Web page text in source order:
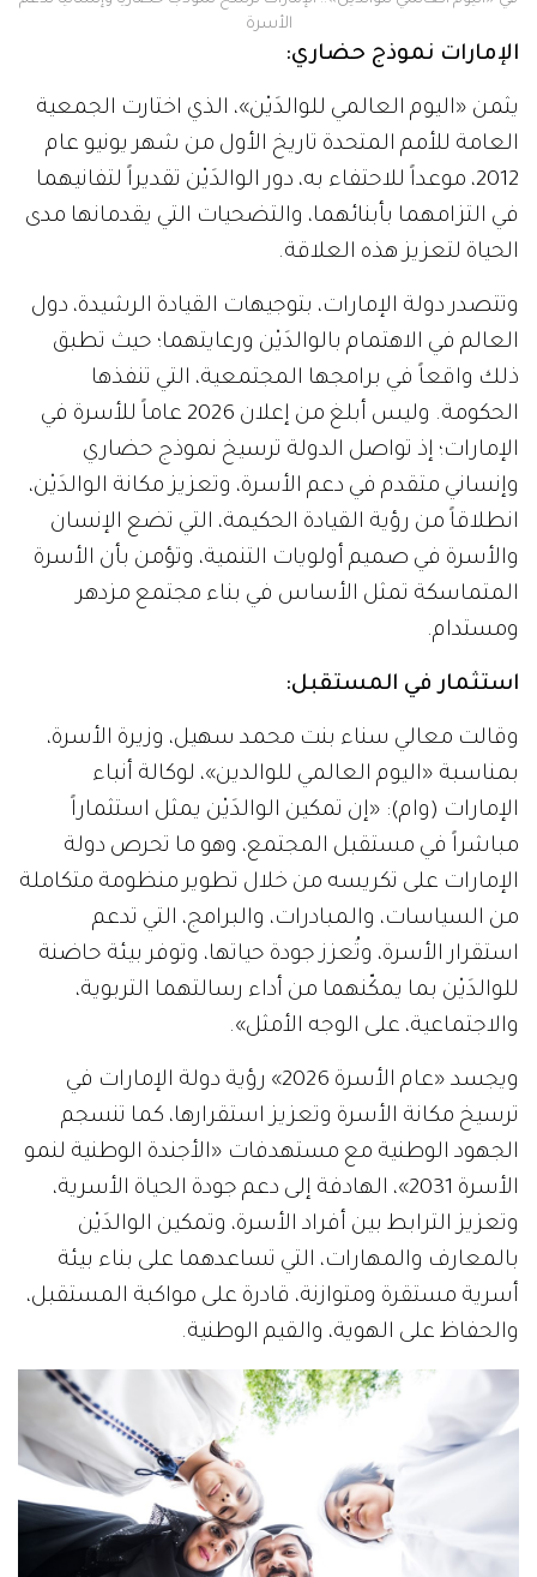
الأسرة
الإمارات نموذج حضاري:
يثمن «اليوم العالمي للوالدَيْن»، الذي اختارت الجمعية
العامة للأمم المتحدة تاريخ الأول من شهر يونيو عام
2012، موعداً للاحتفاء به، دور الوالدَيْن تقديراً لتفانيهما
في التزامهما بأبنائهما، والتضحيات التي يقدمانها مدى
الحياة لتعزيز هذه العلاقة.
وتتصدر دولة الإمارات، بتوجيهات القيادة الرشيدة، دول
العالم في الاهتمام بالوالدَيْن ورعايتهما؛ حيث تطبق
ذلك واقعاً في برامجها المجتمعية، التي تنفذها
الحكومة. وليس أبلغ من إعلان 2026 عاماً للأسرة في
الإمارات؛ إذ تواصل الدولة ترسيخ نموذج حضاري
وإنساني متقدم في دعم الأسرة، وتعزيز مكانة الوالدَيْن،
انطلاقاً من رؤية القيادة الحكيمة، التي تضع الإنسان
والأسرة في صميم أولويات التنمية، وتؤمن بأن الأسرة
المتماسكة تمثل الأساس في بناء مجتمع مزدهر
ومستدام.
استثمار في المستقبل:
وقالت معالي سناء بنت محمد سهيل، وزيرة الأسرة،
بمناسبة «اليوم العالمي للوالدين»، لوكالة أنباء
الإمارات (وام): «إن تمكين الوالدَيْن يمثل استثماراً
مباشراً في مستقبل المجتمع، وهو ما تحرص دولة
الإمارات على تكريسه من خلال تطوير منظومة متكاملة
من السياسات، والمبادرات، والبرامج، التي تدعم
استقرار الأسرة، وتُعزز جودة حياتها، وتوفر بيئة حاضنة
للوالدَيْن بما يمكّنهما من أداء رسالتهما التربوية،
والاجتماعية، على الوجه الأمثل».
ويجسد «عام الأسرة 2026» رؤية دولة الإمارات في
ترسيخ مكانة الأسرة وتعزيز استقرارها، كما تنسجم
الجهود الوطنية مع مستهدفات «الأجندة الوطنية لنمو
الأسرة 2031»، الهادفة إلى دعم جودة الحياة الأسرية،
وتعزيز الترابط بين أفراد الأسرة، وتمكين الوالدَيْن
بالمعارف والمهارات، التي تساعدهما على بناء بيئة
أسرية مستقرة ومتوازنة، قادرة على مواكبة المستقبل،
والحفاظ على الهوية، والقيم الوطنية.